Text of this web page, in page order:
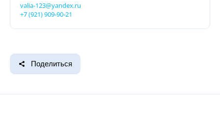
valia-123@yandex.ru
+7 (921) 909-90-21
Поделиться